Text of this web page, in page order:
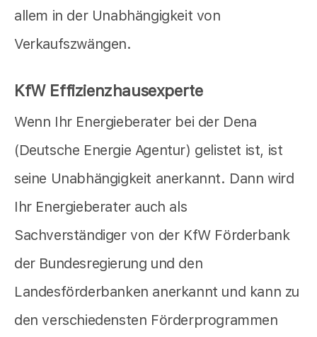
allem in der Unabhängigkeit von
Verkaufszwängen.
KfW Effizienzhausexperte
Wenn Ihr Energieberater bei der Dena
(Deutsche Energie Agentur) gelistet ist, ist
seine Unabhängigkeit anerkannt. Dann wird
Ihr Energieberater auch als
Sachverständiger von der KfW Förderbank
der Bundesregierung und den
Landesförderbanken anerkannt und kann zu
den verschiedensten Förderprogrammen